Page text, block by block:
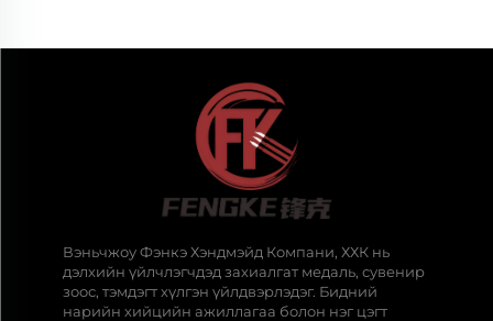
Вэньчжоу Фэнкэ Хэндмэйд Компани, ХХК нь
дэлхийн үйлчлэгчдэд захиалгат медаль, сувенир
зоос, тэмдэгт хүлгэн үйлдвэрлэдэг. Бидний
нарийн хийцийн ажиллагаа болон нэг цэгт